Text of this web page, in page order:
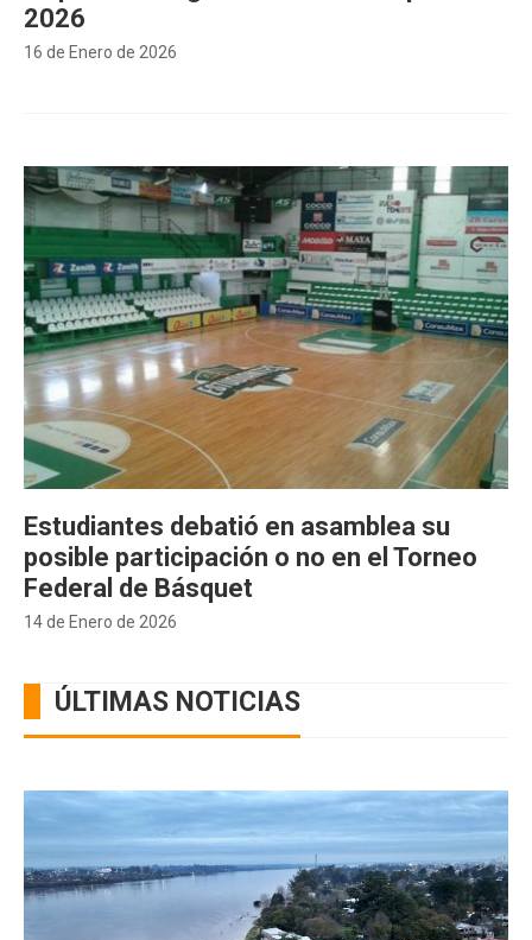
16 de Enero de 2026
2026
14 de Enero de 2026
Estudiantes debatió en asamblea su
posible participación o no en el Torneo
Federal de Básquet
ÚLTIMAS NOTICIAS